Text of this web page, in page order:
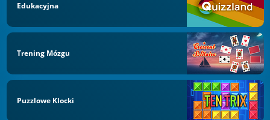
Edukacyjna
Trening Mózgu
Puzzlowe Klocki